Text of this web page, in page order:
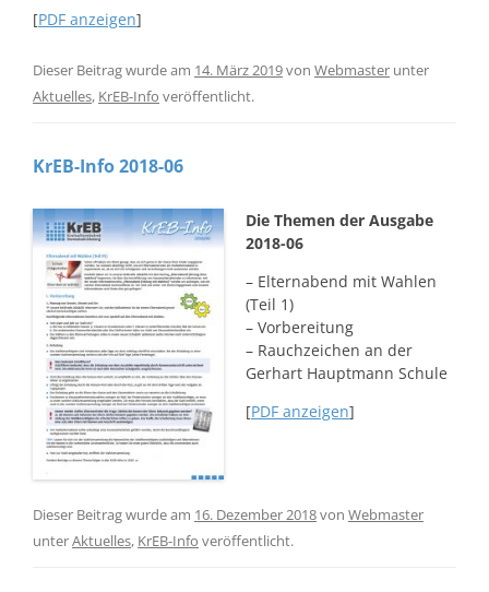
[PDF anzeigen]
Dieser Beitrag wurde am 14. März 2019von Webmaster unter
Aktuelles, KrEB-Info veröffentlicht.
KrEB-Info 2018-06
Die Themen der Ausgabe
2018-06
– Elternabend mit Wahlen
(Teil 1)
– Vorbereitung
– Rauchzeichen an der
Gerhart Hauptmann Schule
[PDF anzeigen]
Dieser Beitrag wurde am 16. Dezember 2018von Webmaster
unterAktuelles, KrEB-Info veröffentlicht.